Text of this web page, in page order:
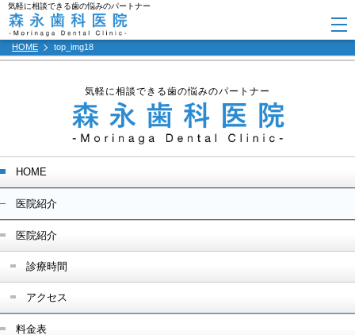
気軽に相談できる歯の悩みのパートナー
HOME top_img18
気軽に相談できる歯の悩みのパートナー
HOME
医院紹介
医院紹介
診療時間
アクセス
料金表